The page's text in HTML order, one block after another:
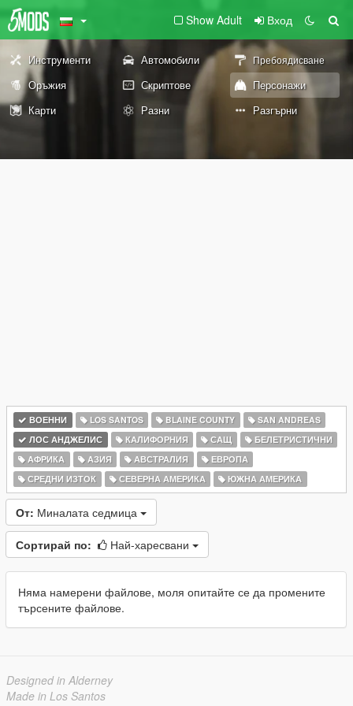
Show Adult Вход
Инструменти Автомобили Пребоядисване
Оръжия Скриптове
Персонажи
Карти
Разни Разгърни
ВОЕННИ LOS SANTOS BLAINE COUNTY
SAN ANDREAS
ЛОС АНДЖЕЛИС
КАЛИФОРНИЯ САЩ
БЕЛЕТРИСТИЧНИ
АФРИКА
АЗИЯ АВСТРАЛИЯ
ЕВРОПА
СРЕДНИ ИЗТОК
СЕВЕРНА АМЕРИКА ЮЖНА АМЕРИКА
От: Миналата седмица
Сортирай по: Най-харесвани
Няма намерени файлове, моля опитайте се да промените
търсените файлове.
Designed in Alderney
Made in Los Santos